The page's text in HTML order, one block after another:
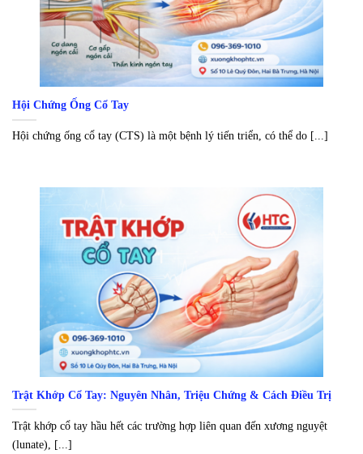
Hội Chứng Ống Cổ Tay
Hội chứng ống cổ tay (CTS) là một bệnh lý tiến triển, có thể do [...]
Trật Khớp Cổ Tay: Nguyên Nhân, Triệu Chứng & Cách Điều Trị
Trật khớp cổ tay hầu hết các trường hợp liên quan đến xương nguyệt
(lunate), [...]